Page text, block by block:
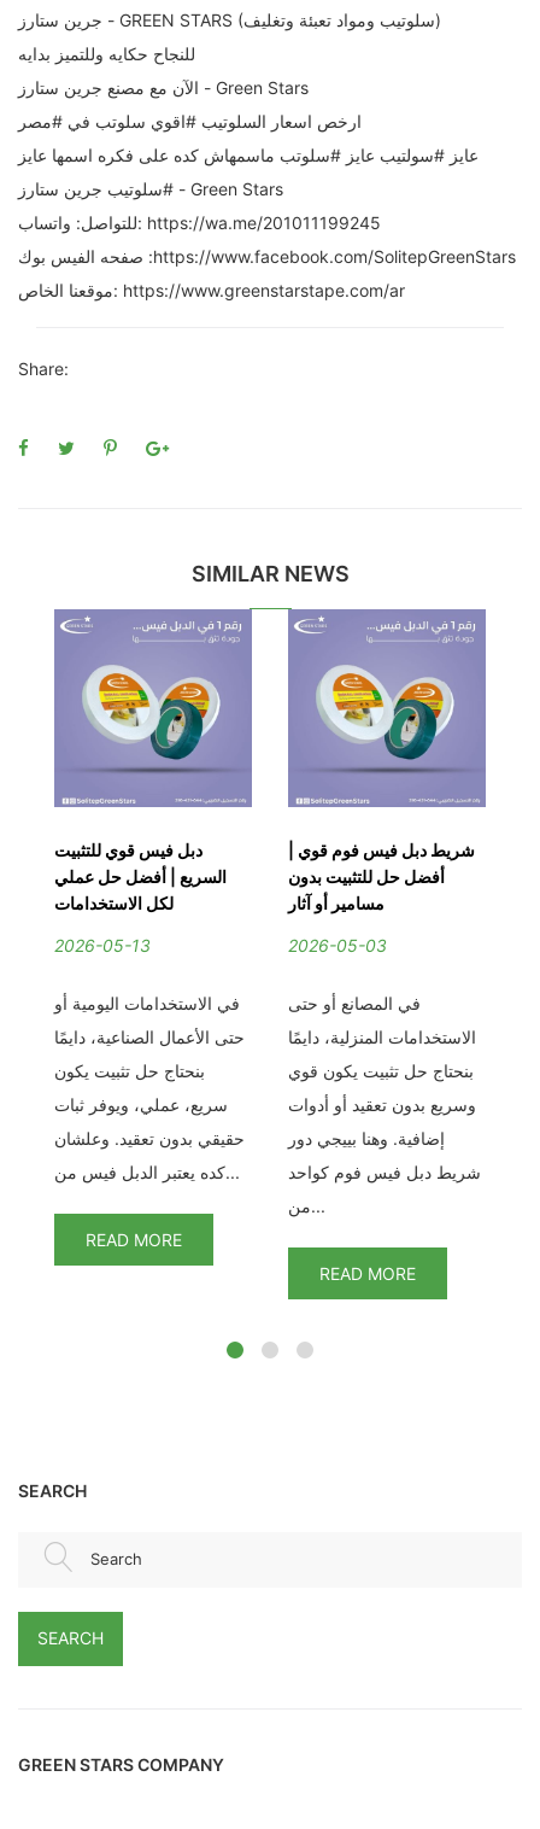
جرين ستارز - GREEN STARS (سلوتيب ومواد تعبئة وتغليف)
للنجاح حكايه وللتميز بدايه
الآن مع مصنع جرين ستارز - Green Stars
ارخص اسعار السلوتيب #اقوي سلوتب في #مصر
عايز #سولتيب عايز #سلوتب ماسمهاش كده على فكره اسمها عايز
#سلوتيب جرين ستارز - Green Stars
للتواصل: واتساب: https://wa.me/201011199245
صفحه الفيس بوك :https://www.facebook.com/SolitepGreenStars
موقعنا الخاص: https://www.greenstarstape.com/ar
Share:
SIMILAR NEWS
دبل فيس قوي للتثبيت
السريع | أفضل حل عملي
لكل الاستخدامات
2026-05-13
في الاستخدامات اليومية أو
حتى الأعمال الصناعية، دايمًا
بنحتاج حل تثبيت يكون
سريع، عملي، ويوفر ثبات
حقيقي بدون تعقيد. وعلشان
كده يعتبر الدبل فيس من...
READ MORE
شريط دبل فيس فوم قوي |
أفضل حل للتثبيت بدون
مسامير أو آثار
2026-05-03
في المصانع أو حتى
الاستخدامات المنزلية، دايمًا
بنحتاج حل تثبيت يكون قوي
وسريع بدون تعقيد أو أدوات
إضافية. وهنا بييجي دور
شريط دبل فيس فوم كواحد
من...
READ MORE
SEARCH
Search
SEARCH
GREEN STARS COMPANY